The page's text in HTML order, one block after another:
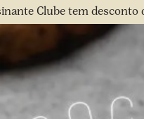
Clube tem desconto